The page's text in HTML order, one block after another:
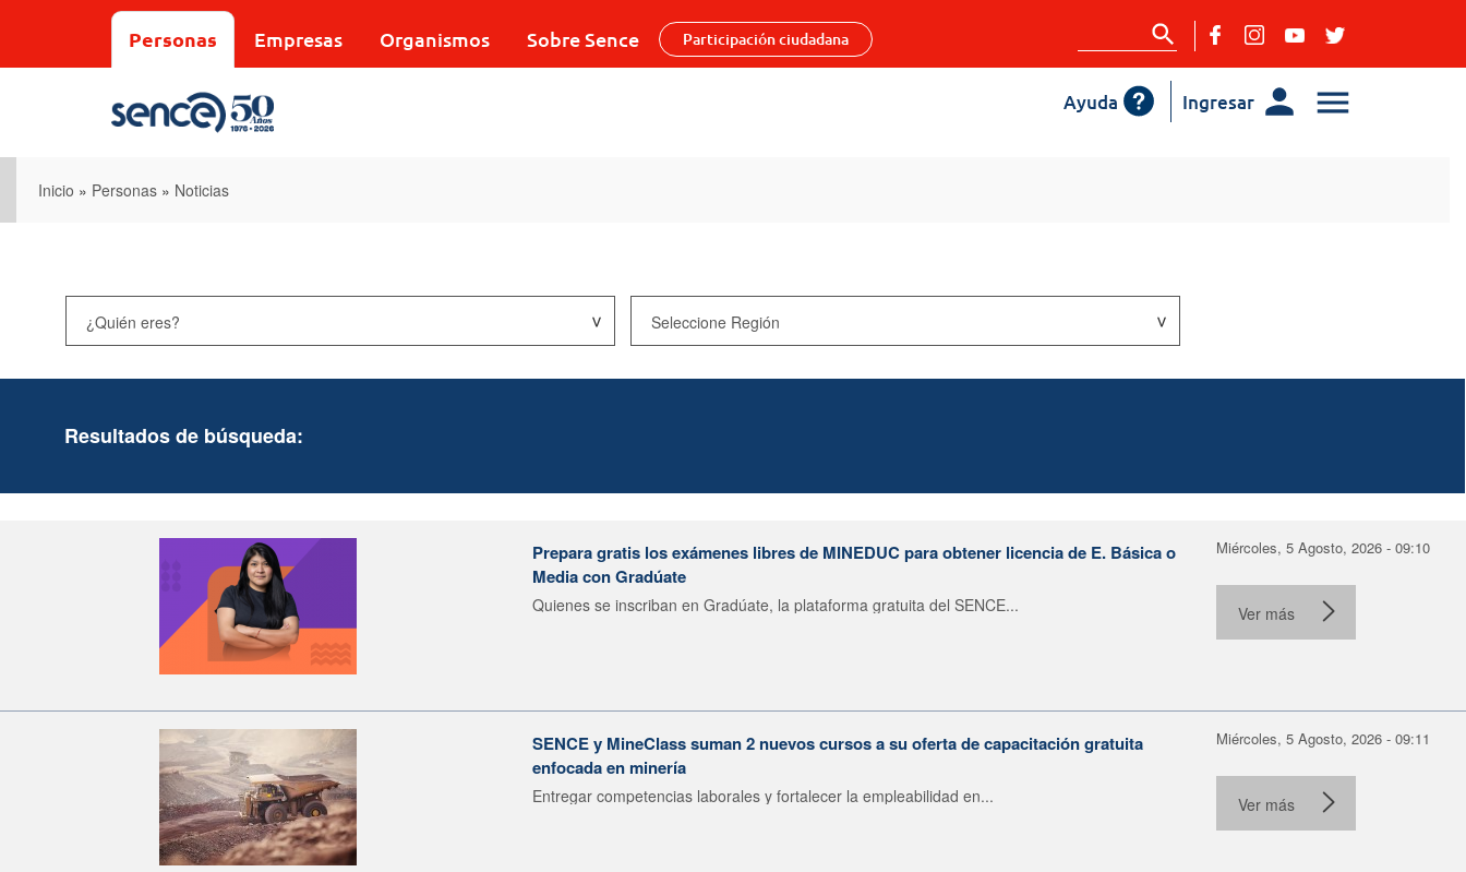
Personas Empresas Organismos Sobre Sence Participación ciudadana
Ingresar
Ayuda
Inicio » Personas » Noticias
Resultados de búsqueda:
Prepara gratis los exámenes libres de MINEDUC para obtener licencia de E. Básica o
Media con Gradúate
Quienes se inscriban en Gradúate, la plataforma gratuita del SENCE...
Miércoles, 5 Agosto, 2026 - 09:10
Ver más
SENCE y MineClass suman 2 nuevos cursos a su oferta de capacitación gratuita
enfocada en minería
Entregar competencias laborales y fortalecer la empleabilidad en...
Miércoles, 5 Agosto, 2026 - 09:11
Ver más